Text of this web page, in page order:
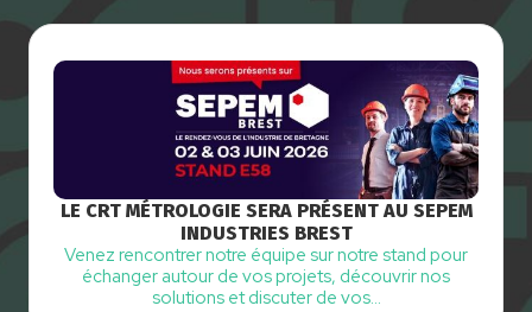
LE CRT MÉTROLOGIE SERA PRÉSENT AU SEPEM
INDUSTRIES BREST
Venez rencontrer notre équipe sur notre stand pour
échanger autour de vos projets, découvrir nos
solutions et discuter de vos…